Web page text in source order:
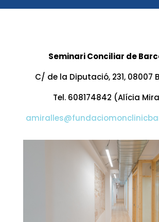
Seminari Conciliar de
C/ de la Diputació, 231, 08007
Tel. 608174842 (Alícia